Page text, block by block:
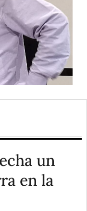
un
en la